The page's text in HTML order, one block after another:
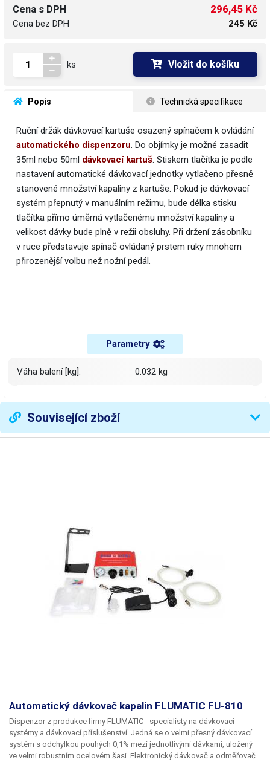
Cena s DPH
Cena bez DPH
296,45 Kč
245 Kč
ks Vložit do košíku
Popis Technická specifikace
Ruční držák dávkovací kartuše osazený spínačem k ovládání
automatického dispenzoru. Do objímky je možné zasadit
35ml nebo 50ml dávkovací kartuš. Stiskem tlačítka je podle
nastavení automatické dávkovací jednotky vytlačeno přesně
stanovené množství kapaliny z kartuše. Pokud je dávkovací
systém přepnutý v manuálním režimu, bude délka stisku
tlačítka přímo úměrná vytlačenému množství kapaliny a
velikost dávky bude plně v režii obsluhy. Při držení zásobníku
v ruce představuje spínač ovládaný prstem ruky mnohem
přirozenější volbu než nožní pedál.
Parametry
Váha balení [kg]: 0.032 kg
Související zboží
Automatický dávkovač kapalin FLUMATIC FU-810
Dispenzor z produkce firmy FLUMATIC - specialisty na dávkovací
systémy a dávkovací příslušenství. Jedná se o velmi přesný dávkovací
systém s odchylkou pouhých 0,1% mezi jednotlivými dávkami, uložený
ve velmi robustním ocelovém šasi. Elektronický dávkovač a odměřovač